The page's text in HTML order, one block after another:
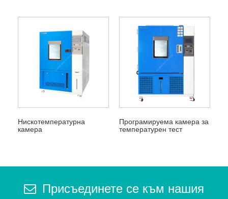
Нискотемпературна
камера
Програмируема камера за
температурен тест
Присъединете се към нашия